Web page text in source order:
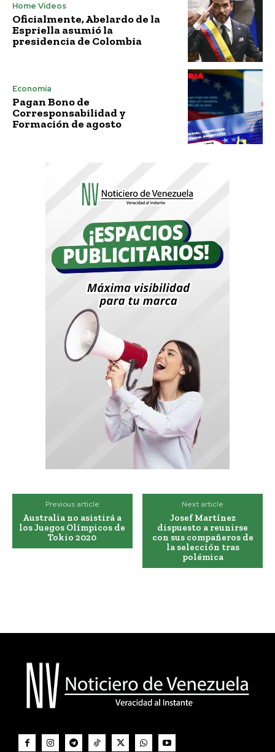
Home Vídeos
Oficialmente, Abelardo de la
Espriella asumió la
presidencia de Colombia
Economía
Pagan Bono de
Corresponsabilidad y
Formación de agosto
Previous article
Australia no asistirá a
los Juegos Olímpicos de
Tokio 2020
Next article
Josef Martínez
dispuesto a reunirse
con sus compañeros de
la selección tras
polémica